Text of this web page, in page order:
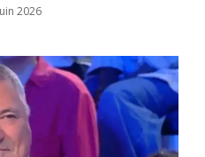
2026